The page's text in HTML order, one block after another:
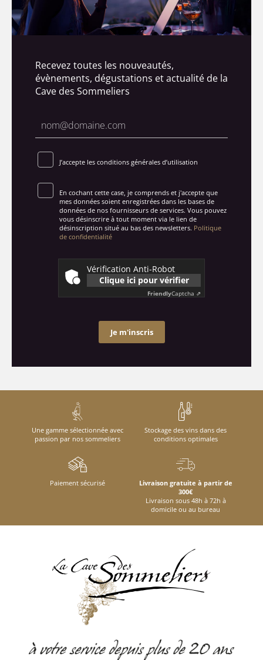
Recevez toutes les nouveautés,
évènements, dégustations et actualité de la
Cave des Sommeliers
J’accepte les conditions générales d’utilisation
En cochant cette case, je comprends et j'accepte que
mes données soient enregistrées dans les bases de
données de nos fournisseurs de services. Vous pouvez
vous désinscrire à tout moment via le lien de
désinscription situé au bas des newsletters. Politique
de confidentialité
Vérification Anti-Robot
Clique ici pour vérifier
FriendlyCaptcha ⇗
Je m'inscris
Une gamme sélectionnée avec
passion par nos sommeliers
Stockage des vins dans des
conditions optimales
Paiement sécurisé
Livraison gratuite à partir de
300€
Livraison sous 48h à 72h à
domicile ou au bureau